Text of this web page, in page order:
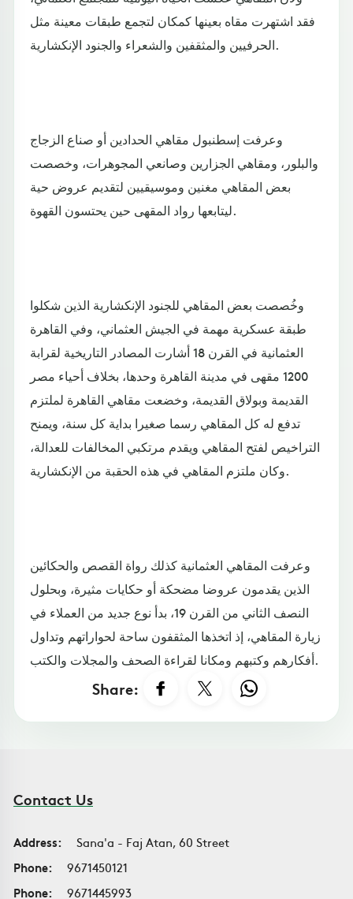
فقد اشتهرت مقاه بعينها كمكان لتجمع طبقات معينة مثل
الحرفيين والمثقفين والشعراء والجنود الإنكشارية.
وعرفت إسطنبول مقاهي الحدادين أو صناع الزجاج
والبلور، ومقاهي الجزارين وصانعي المجوهرات، وخصصت
بعض المقاهي مغنين وموسيقيين لتقديم عروض حية
ليتابعها رواد المقهى حين يحتسون القهوة.
وخُصصت بعض المقاهي للجنود الإنكشارية الذين شكلوا
طبقة عسكرية مهمة في الجيش العثماني، وفي القاهرة
العثمانية في القرن 18 أشارت المصادر التاريخية لقرابة
1200 مقهى في مدينة القاهرة وحدها، بخلاف أحياء مصر
القديمة وبولاق القديمة، وخضعت مقاهي القاهرة لملتزم
تدفع له كل المقاهي رسما صغيرا بداية كل سنة، ويمنح
التراخيص لفتح المقاهي ويقدم مرتكبي المخالفات للعدالة،
وكان ملتزم المقاهي في هذه الحقبة من الإنكشارية.
وعرفت المقاهي العثمانية كذلك رواة القصص والحكائين
الذين يقدمون عروضا مضحكة أو حكايات مثيرة، وبحلول
النصف الثاني من القرن 19، بدأ نوع جديد من العملاء في
زيارة المقاهي، إذ اتخذها المثقفون ساحة لحواراتهم وتداول
أفكارهم وكتبهم ومكانا لقراءة الصحف والمجلات والكتب.
Share:
Contact Us
Address:
Sana'a - Faj Atan, 60 Street
Phone:
9671450121
Phone:
9671445993